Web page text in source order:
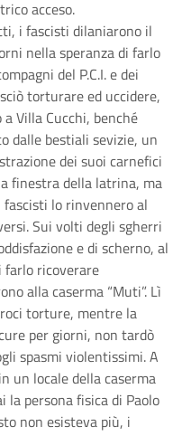
acceso.
i fascisti dilaniarono il
nella speranza di farlo
del P.C.I. e dei
torturare ed uccidere,
Villa Cucchi, benché
dalle bestiali sevizie, un
dei suoi carnefici
finestra della latrina, ma
fascisti lo rinvennero al
Sui volti degli sgherri
e di scherno, al
ricoverare
alla caserma “Muti”. Lì
torture, mentre la
per giorni, non tardò
spasmi violentissimi. A
un locale della caserma
la persona fisica di Paolo
non esisteva più, i